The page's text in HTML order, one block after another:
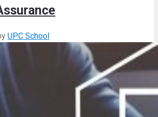
UPC School